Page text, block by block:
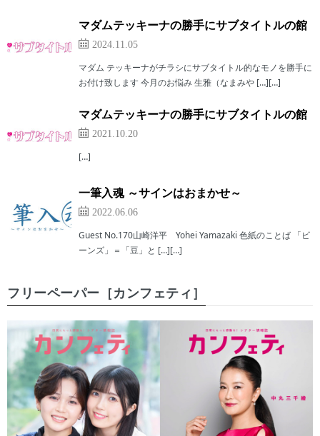
マダムテッキーナの勝手にサブタイトルの館
2024.11.05
マダム テッキーナがチラシにサブタイトル的なモノを勝手に
お付け致します 今月のお悩み 生雅（なまみや […][…]
マダムテッキーナの勝手にサブタイトルの館
2021.10.20
[…]
一筆入魂 ～サインはおまかせ～
2022.06.06
Guest No.170山崎洋平 Yohei Yamazaki 色紙のことば 「ビ
ーンズ」＝「豆」と […][…]
フリーペーパー［カンフェティ］